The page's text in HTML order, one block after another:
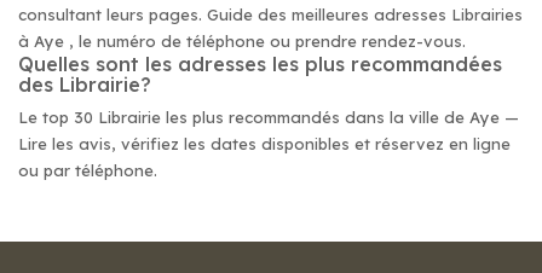
consultant leurs pages. Guide des meilleures adresses Librairies
à Aye , le numéro de téléphone ou prendre rendez-vous.
Quelles sont les adresses les plus recommandées
des Librairie?
Le top 30 Librairie les plus recommandés dans la ville de Aye —
Lire les avis, vérifiez les dates disponibles et réservez en ligne
ou par téléphone.